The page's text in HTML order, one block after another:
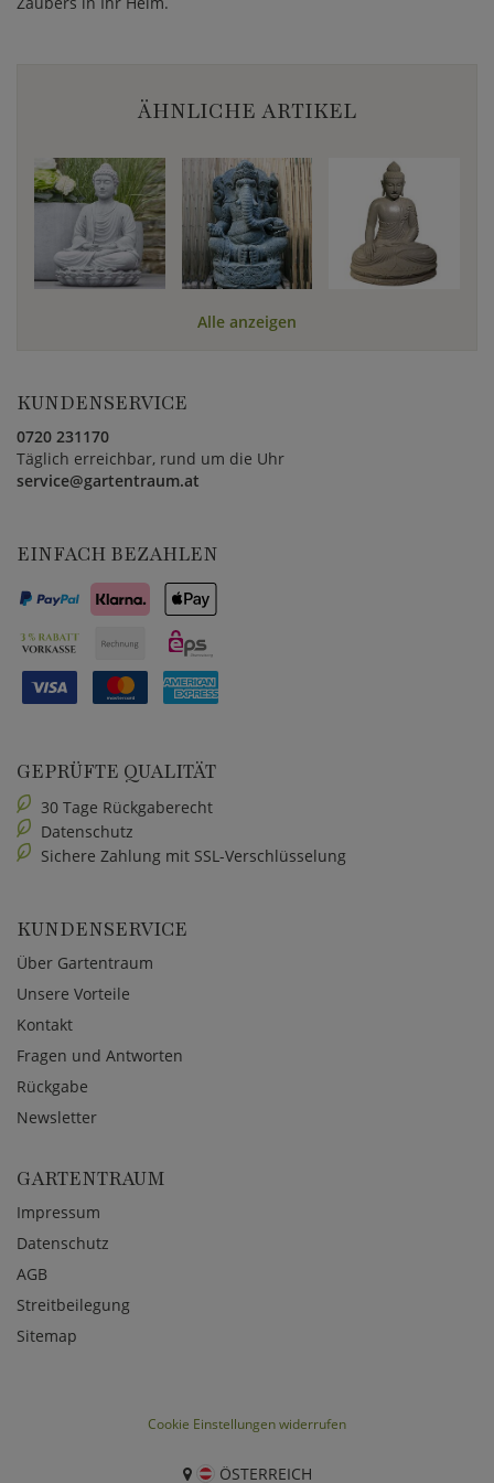
ÄHNLICHE ARTIKEL
Alle anzeigen
KUNDENSERVICE
0720 231170
Täglich erreichbar, rund um die Uhr
service@gartentraum.at
EINFACH BEZAHLEN
GEPRÜFTE QUALITÄT
30 Tage Rückgaberecht
Datenschutz
Sichere Zahlung mit SSL-Verschlüsselung
KUNDENSERVICE
Über Gartentraum
Unsere Vorteile
Kontakt
Fragen und Antworten
Rückgabe
Newsletter
GARTENTRAUM
Impressum
Datenschutz
AGB
Streitbeilegung
Sitemap
Cookie Einstellungen widerrufen
ÖSTERREICH